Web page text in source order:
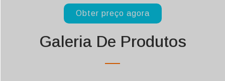
Obter preço agora
Galeria De Produtos